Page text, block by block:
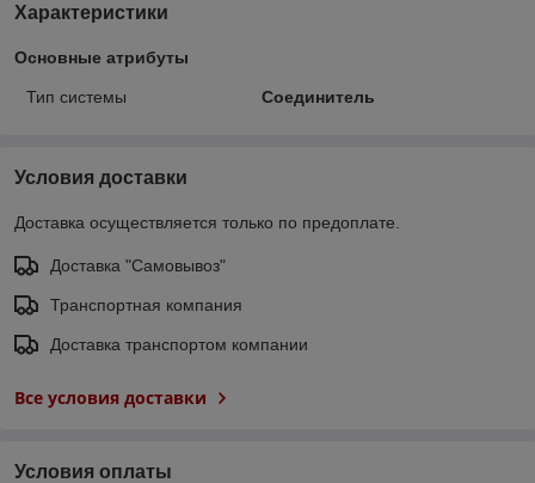
Характеристики
Основные атрибуты
Тип системы Соединитель
Условия доставки
Доставка осуществляется только по предоплате.
Доставка "Самовывоз"
Транспортная компания
Доставка транспортом компании
Все условия доставки
Условия оплаты